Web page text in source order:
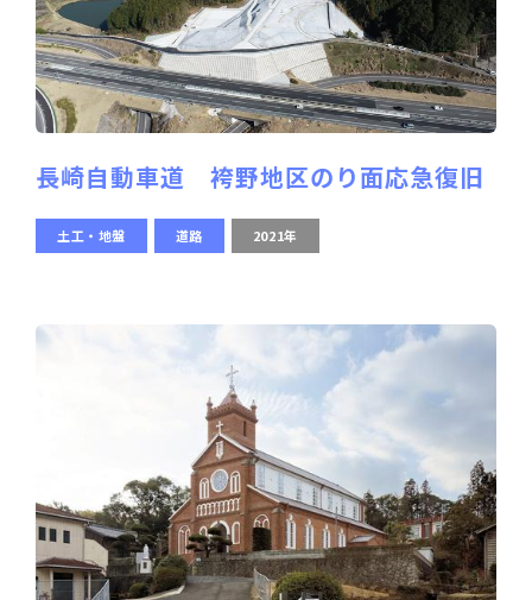
長崎自動車道 袴野地区のり面応急復旧
土工・地盤 道路 2021年